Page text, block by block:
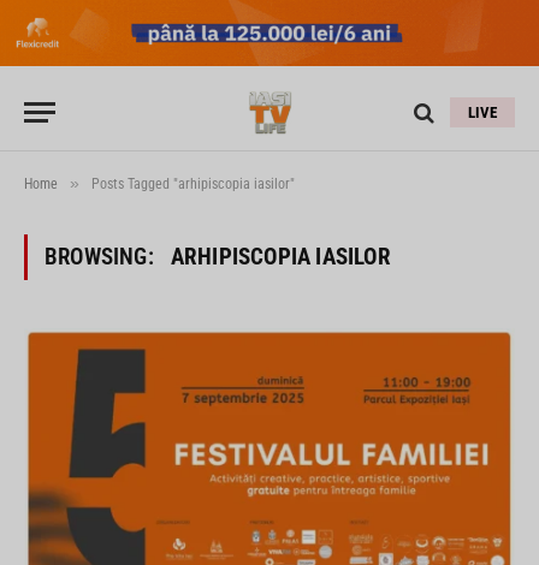
LIVE
Home » Posts Tagged "arhipiscopia iasilor"
BROWSING: ARHIPISCOPIA IASILOR